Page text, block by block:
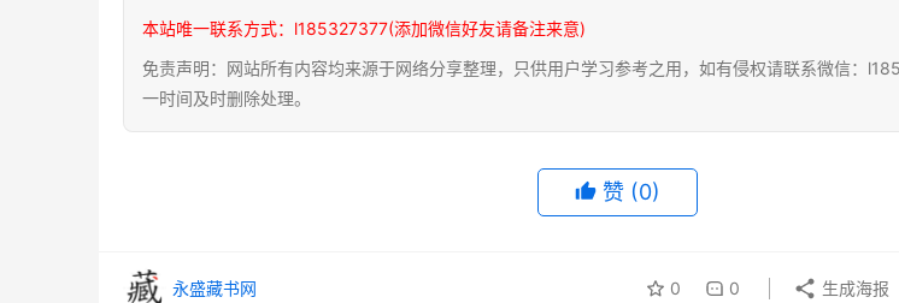
本站唯一联系方式：l185327377(添加微信好友请备注来意)
免责声明：网站所有内容均来源于网络分享整理，只供用户学习参考之用，如有侵权请联系微信：
一时间及时删除处理。
赞 (0)
永盛藏书网 0 0 生成海报